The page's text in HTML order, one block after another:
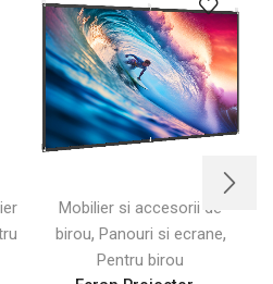
Mobilier si accesorii de
birou, Panouri si ecrane,
Pentru birou